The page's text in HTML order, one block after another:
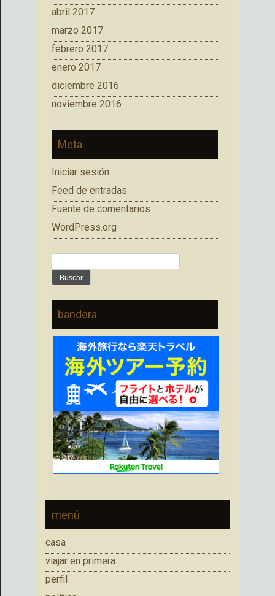
abril 2017
marzo 2017
febrero 2017
enero 2017
diciembre 2016
noviembre 2016
Meta
Iniciar sesión
Feed de entradas
Fuente de comentarios
WordPress.org
bandera
menú
casa
viajar en primera
perfil